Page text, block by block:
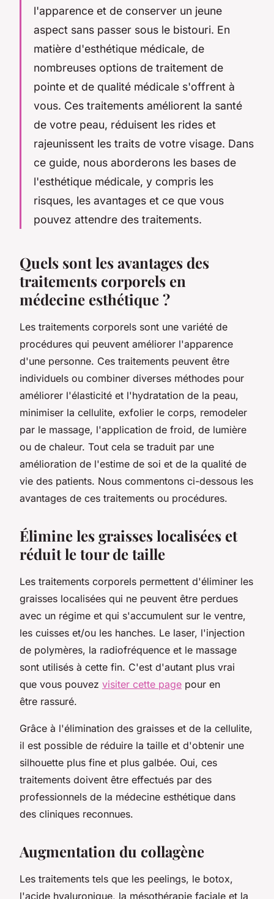
l'apparence et de conserver un jeune
aspect sans passer sous le bistouri. En
matière d'esthétique médicale, de
nombreuses options de traitement de
pointe et de qualité médicale s'offrent à
vous. Ces traitements améliorent la santé
de votre peau, réduisent les rides et
rajeunissent les traits de votre visage. Dans
ce guide, nous aborderons les bases de
l'esthétique médicale, y compris les
risques, les avantages et ce que vous
pouvez attendre des traitements.
Quels sont les avantages des
traitements corporels en
médecine esthétique ?
Les traitements corporels sont une variété de
procédures qui peuvent améliorer l'apparence
d'une personne. Ces traitements peuvent être
individuels ou combiner diverses méthodes pour
améliorer l'élasticité et l'hydratation de la peau,
minimiser la cellulite, exfolier le corps, remodeler
par le massage, l'application de froid, de lumière
ou de chaleur. Tout cela se traduit par une
amélioration de l'estime de soi et de la qualité de
vie des patients. Nous commentons ci-dessous les
avantages de ces traitements ou procédures.
Élimine les graisses localisées et
réduit le tour de taille
Les traitements corporels permettent d'éliminer les
graisses localisées qui ne peuvent être perdues
avec un régime et qui s'accumulent sur le ventre,
les cuisses et/ou les hanches. Le laser, l'injection
de polymères, la radiofréquence et le massage
sont utilisés à cette fin. C'est d'autant plus vrai
que vous pouvez visiter cette page pour en
être rassuré.
Grâce à l'élimination des graisses et de la cellulite,
il est possible de réduire la taille et d'obtenir une
silhouette plus fine et plus galbée. Oui, ces
traitements doivent être effectués par des
professionnels de la médecine esthétique dans
des cliniques reconnues.
Augmentation du collagène
Les traitements tels que les peelings, le botox,
l'acide hyaluronique, la mésothérapie faciale et la